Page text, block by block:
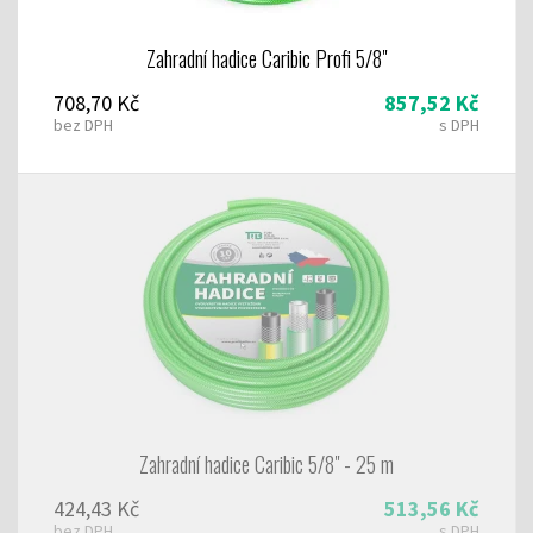
Zahradní hadice Caribic Profi 5/8"
708,70 Kč
bez DPH
857,52 Kč
s DPH
Zahradní hadice Caribic 5/8" - 25 m
424,43 Kč 513,56 Kč